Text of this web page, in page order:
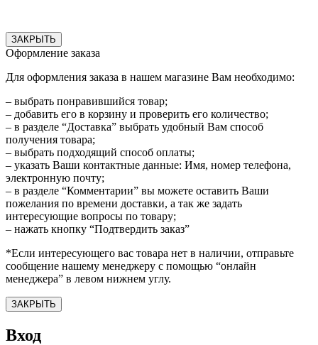
ЗАКРЫТЬ
Оформление заказа
Для оформления заказа в нашем магазине Вам необходимо:
– выбрать понравившийся товар;
– добавить его в корзину и проверить его количество;
– в разделе “Доставка” выбрать удобный Вам способ
получения товара;
– выбрать подходящий способ оплаты;
– указать Ваши контактные данные: Имя, номер телефона,
электронную почту;
– в разделе “Комментарии” вы можете оставить Ваши
пожелания по времени доставки, а так же задать
интересующие вопросы по товару;
– нажать кнопку “Подтвердить заказ”
*Если интересующего вас товара нет в наличии, отправьте
сообщение нашему менеджеру с помощью “онлайн
менеджера” в левом нижнем углу.
ЗАКРЫТЬ
Вход